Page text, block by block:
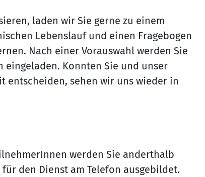
laden wir Sie gerne zu einem
Lebenslauf und einen Fragebogen
Nach einer Vorauswahl werden Sie
eingeladen. Konnten Sie und unser
entscheiden, sehen wir uns wieder in
werden Sie anderthalb
den Dienst am Telefon ausgebildet.